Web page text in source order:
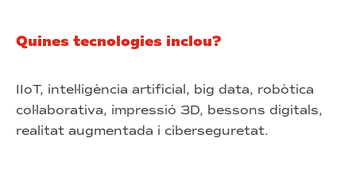
Quines tecnologies inclou?
IIoT, intel·ligència artificial, big data, robòtica
col·laborativa, impressió 3D, bessons digitals,
realitat augmentada i ciberseguretat.